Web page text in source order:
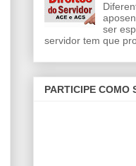
ser
servidor tem que
PARTICIPE COMO